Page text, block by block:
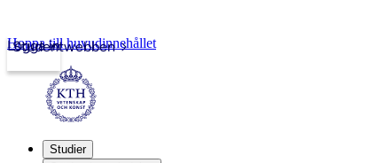
Studentwebben
Logga in
Hoppa till huvudinnehållet
Studier